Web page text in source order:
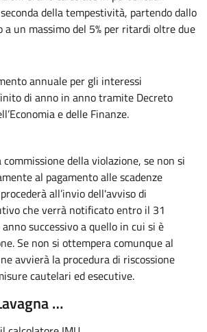
della tempestività, partendo dallo
a un massimo del 5% per ritardi oltre due
annuale per gli interessi
di anno in anno tramite Decreto
e delle Finanze.
commissione della violazione, se non si
al pagamento alle scadenze
all’invio dell'avviso di
che verrà notificato entro il 31
successivo a quello in cui si è
Se non si ottempera comunque al
avvierà la procedura di riscossione
cautelari ed esecutive.
…